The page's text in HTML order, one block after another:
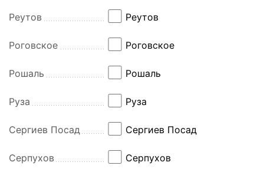
Реутов Реутов
Роговское Роговское
Рошаль Рошаль
Руза Руза
Сергиев Посад Сергиев Посад
Серпухов Серпухов